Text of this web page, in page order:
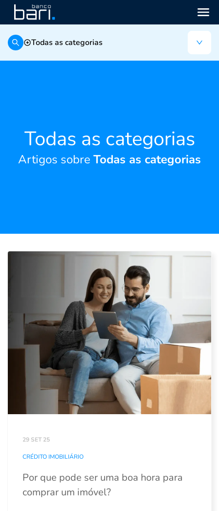
Todas as categorias
Todas as categorias
Artigos sobre Todas as categorias
29 SET 25
CRÉDITO IMOBILIÁRIO
Por que pode ser uma boa hora para
comprar um imóvel?